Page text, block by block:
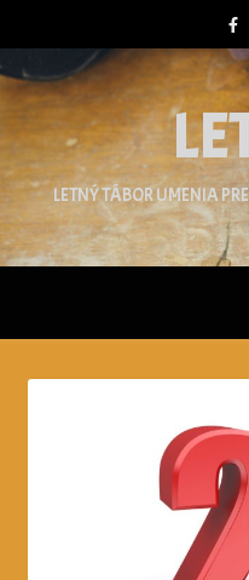
LETNÝ TÁBOR UMENIA